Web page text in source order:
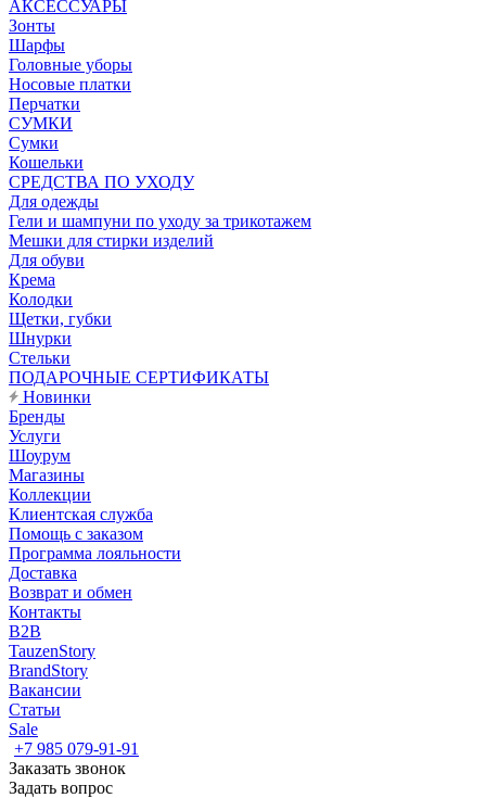
АКСЕССУАРЫ
Зонты
Шарфы
Головные уборы
Носовые платки
Перчатки
СУМКИ
Сумки
Кошельки
CРЕДСТВА ПО УХОДУ
Для одежды
Гели и шампуни по уходу за трикотажем
Мешки для стирки изделий
Для обуви
Крема
Колодки
Щетки, губки
Шнурки
Стельки
ПОДАРОЧНЫЕ СЕРТИФИКАТЫ
Новинки
Бренды
Услуги
Шоурум
Магазины
Коллекции
Клиентская служба
Помощь с заказом
Программа лояльности
Доставка
Возврат и обмен
Контакты
B2B
TauzenStory
BrandStory
Вакансии
Статьи
Sale
+7 985 079-91-91
Заказать звонок
Задать вопрос